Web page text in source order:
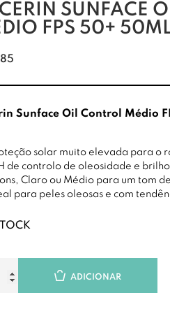
SUNFACE
FPS 50+
Sunface Oil Control Médio
solar muito elevada para o
de controlo de oleosidade e brilho
Claro ou Médio para um tom
para peles oleosas e com
ADICIONAR